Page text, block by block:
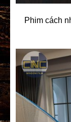
Phim cách